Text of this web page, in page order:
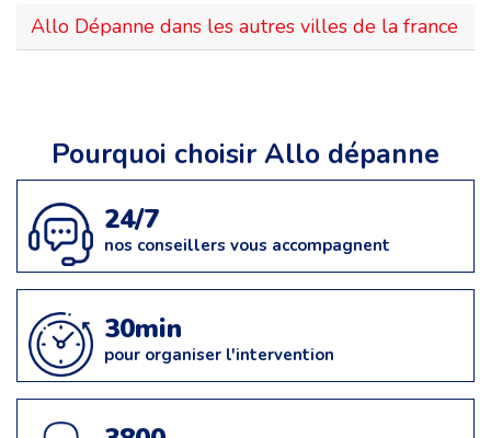
Allo Dépanne dans les autres villes de la france
Pourquoi choisir Allo dépanne
24/7
nos conseillers vous accompagnent
30min
pour organiser l'intervention